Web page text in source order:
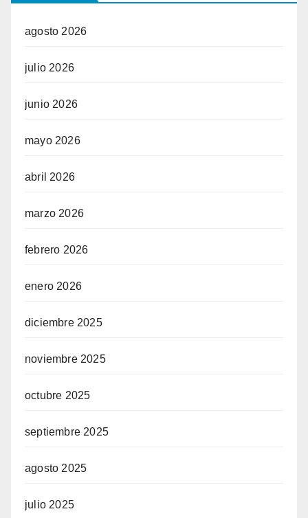
agosto 2026
julio 2026
junio 2026
mayo 2026
abril 2026
marzo 2026
febrero 2026
enero 2026
diciembre 2025
noviembre 2025
octubre 2025
septiembre 2025
agosto 2025
julio 2025